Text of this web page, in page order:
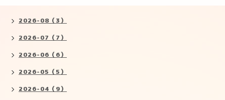
2026-08（3）
2026-07（7）
2026-06（6）
2026-05（5）
2026-04（9）